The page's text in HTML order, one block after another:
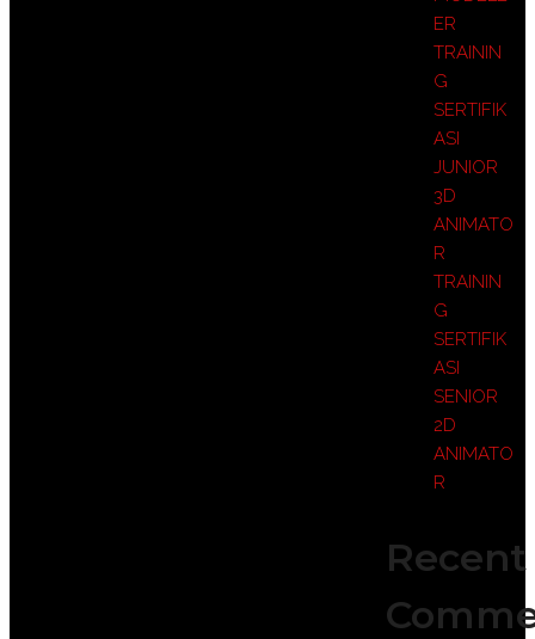
ER
TRAININ
G
SERTIFIK
ASI
JUNIOR
3D
ANIMATO
R
TRAININ
G
SERTIFIK
ASI
SENIOR
2D
ANIMATO
R
Recent